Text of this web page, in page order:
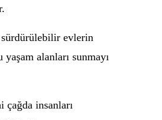
sürdürülebilir evlerin
alanları sunmayı
insanları